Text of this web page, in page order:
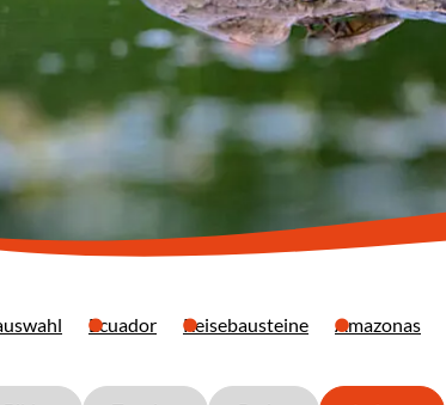
Ecuador Reisebausteine Amazonas